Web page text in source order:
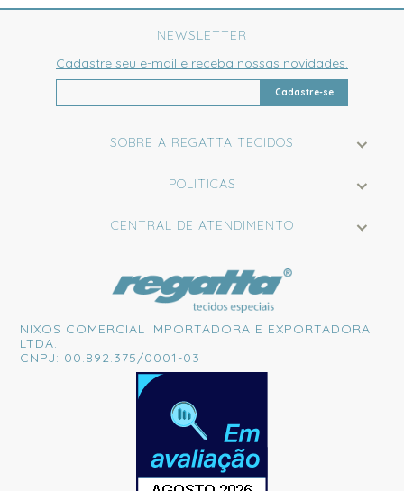
SOBRE A REGATTA TECIDOS
POLITICAS
CENTRAL DE ATENDIMENTO
NEWSLETTER
Cadastre seu e-mail e receba nossas novidades.
Cadastre-se
NIXOS COMERCIAL IMPORTADORA E EXPORTADORA
LTDA.
CNPJ: 00.892.375/0001-03